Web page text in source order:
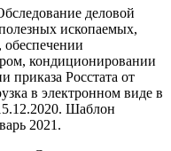
деловой
ископаемых,
кондиционировании
приказа Росстата от
в электронном виде в
Шаблон
2021.